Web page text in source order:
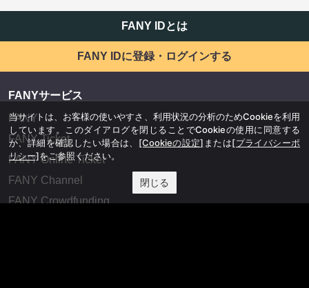
FANY IDとは
FANY IDに登録・ログインする
FANYサービス
FANY
FANY Ticket
FANY Online Ticket
FANY Channel
FANY Crowdfunding
当サイトは、お客様の使いやすさ、利用状況の分析のためCookieを利用
しています。このダイアログを閉じることでCookieの使用に同意する
か、詳細を確認したい場合は、 [Cookieの設定] または[プライバシーポ
リシー]をご参照ください。
閉じる